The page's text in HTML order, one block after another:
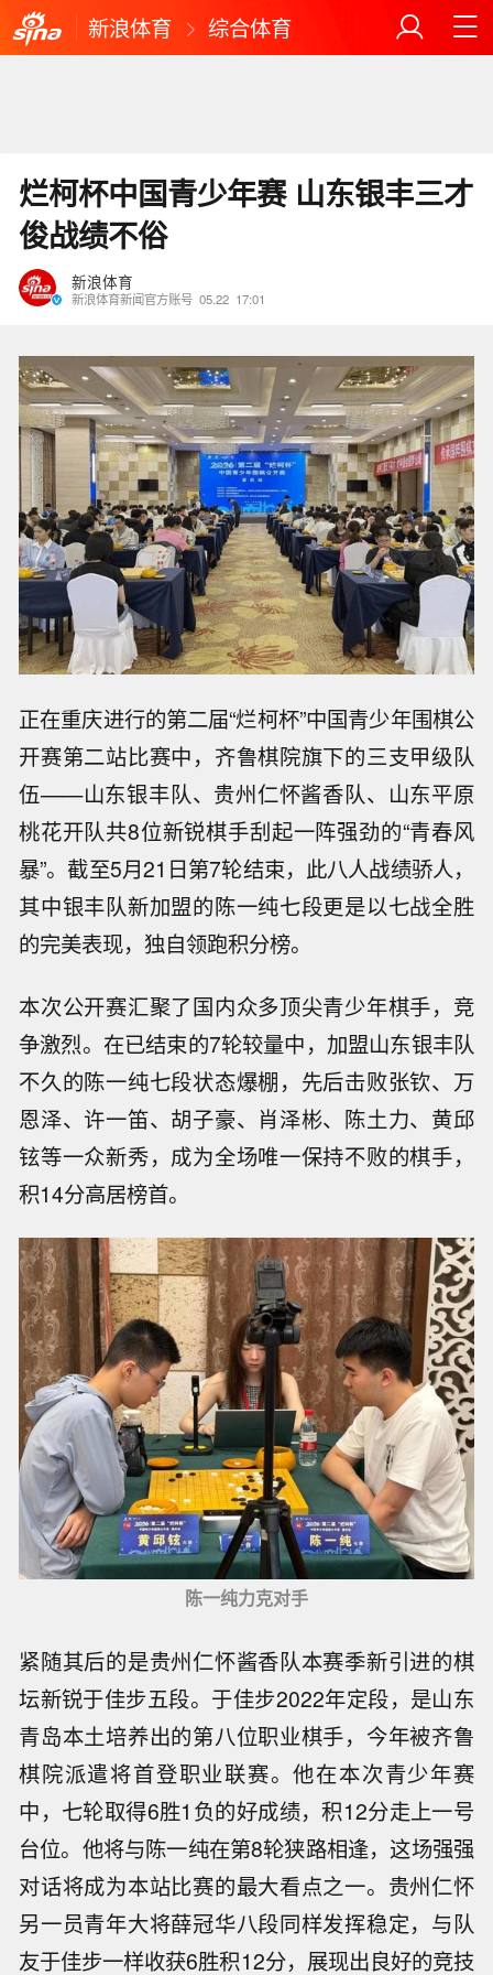
新浪体育 综合体育
烂柯杯中国青少年赛 山东银丰三才
俊战绩不俗
新浪体育
新浪体育新闻官方账号 05.22 17:01
正在重庆进行的第二届“烂柯杯”中国青少年围棋公
开赛第二站比赛中，齐鲁棋院旗下的三支甲级队
伍——山东银丰队、贵州仁怀酱香队、山东平原
桃花开队共8位新锐棋手刮起一阵强劲的“青春风
暴”。截至5月21日第7轮结束，此八人战绩骄人，
其中银丰队新加盟的陈一纯七段更是以七战全胜
的完美表现，独自领跑积分榜。
本次公开赛汇聚了国内众多顶尖青少年棋手，竞
争激烈。在已结束的7轮较量中，加盟山东银丰队
不久的陈一纯七段状态爆棚，先后击败张钦、万
恩泽、许一笛、胡子豪、肖泽彬、陈土力、黄邱
铉等一众新秀，成为全场唯一保持不败的棋手，
积14分高居榜首。
陈一纯力克对手
紧随其后的是贵州仁怀酱香队本赛季新引进的棋
坛新锐于佳步五段。于佳步2022年定段，是山东
青岛本土培养出的第八位职业棋手，今年被齐鲁
棋院派遣将首登职业联赛。他在本次青少年赛
中，七轮取得6胜1负的好成绩，积12分走上一号
台位。他将与陈一纯在第8轮狭路相逢，这场强强
对话将成为本站比赛的最大看点之一。贵州仁怀
另一员青年大将薛冠华八段同样发挥稳定，与队
友于佳步一样收获6胜积12分，展现出良好的竞技